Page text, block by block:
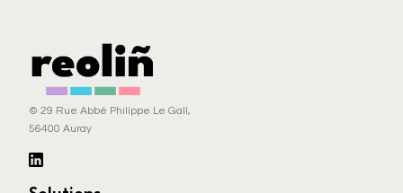
© 29 Rue Abbé Philippe Le Gall,
56400 Auray